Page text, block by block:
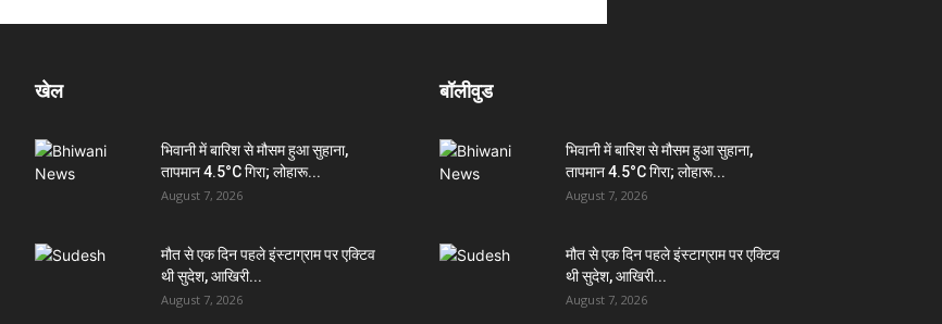
खेल
भिवानी में बारिश से मौसम हुआ सुहाना,
तापमान 4.5°C गिरा; लोहारू...
August 7, 2026
मौत से एक दिन पहले इंस्टाग्राम पर एक्टिव
थी सुदेश, आखिरी...
August 7, 2026
बॉलीवुड
भिवानी में बारिश से मौसम हुआ सुहाना,
तापमान 4.5°C गिरा; लोहारू...
August 7, 2026
मौत से एक दिन पहले इंस्टाग्राम पर एक्टिव
थी सुदेश, आखिरी...
August 7, 2026